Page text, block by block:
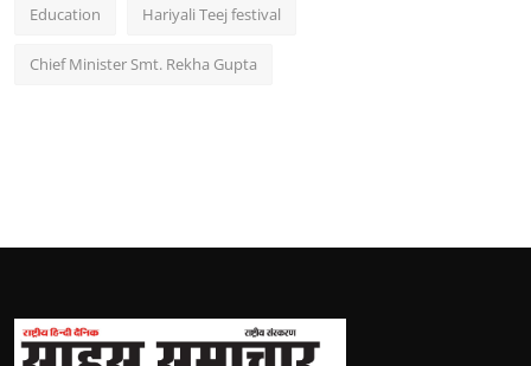
Education Hariyali Teej festival
Chief Minister Smt. Rekha Gupta